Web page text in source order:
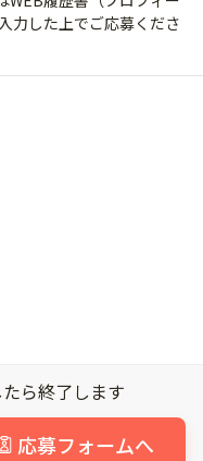
力した上でご応募くださ
ら終了します
応募フォームへ